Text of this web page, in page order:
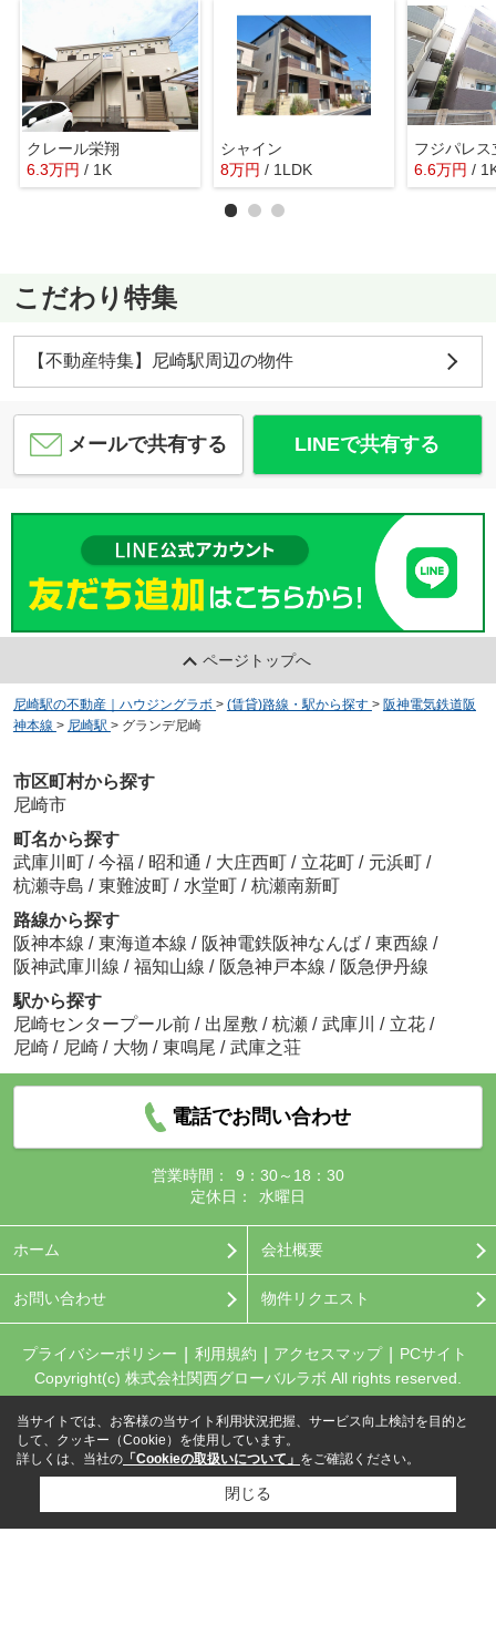
クレール栄翔
6.3万円 / 1K
シャイン
8万円 / 1LDK 6.6万円 /
こだわり特集
【不動産特集】尼崎駅周辺の物件
メールで共有する LINEで共有する
ページトップへ
尼崎駅の不動産｜ハウジングラボ > (賃貸)路線・駅から探す > 阪神電気鉄道阪
神本線 > 尼崎駅 > グランデ尼崎
市区町村から探す
尼崎市
町名から探す
武庫川町 / 今福 / 昭和通 / 大庄西町 / 立花町 / 元浜町 /
杭瀬寺島 / 東難波町 / 水堂町 / 杭瀬南新町
路線から探す
阪神本線 / 東海道本線 / 阪神電鉄阪神なんば / 東西線 /
阪神武庫川線 / 福知山線 / 阪急神戸本線 / 阪急伊丹線
駅から探す
尼崎センタープール前 / 出屋敷 / 杭瀬 / 武庫川 / 立花 /
尼崎 / 尼崎 / 大物 / 東鳴尾 / 武庫之荘
電話でお問い合わせ
営業時間：
9：30～18：30
定休日：
水曜日
ホーム 会社概要
お問い合わせ 物件リクエスト
プライバシーポリシー 利用規約 アクセスマップ
PCサイト
Copyright(c) 株式会社関西グローバルラボ All rights reserved.
当サイトでは、お客様の当サイト利用状況把握、サービス向上検討を目的と
して、クッキー（Cookie）を使用しています。
詳しくは、当社の 「Cookieの取扱いについて」 をご確認ください。
閉じる